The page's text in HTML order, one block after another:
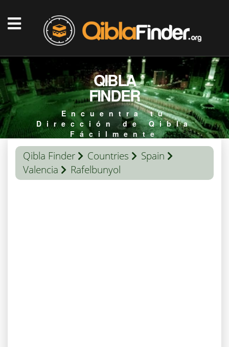
QIBLA
FINDER
Encuentra tu
Dirección de Qibla
Fácilmente
Qibla Finder Countries
Spain
Valencia
Rafelbunyol